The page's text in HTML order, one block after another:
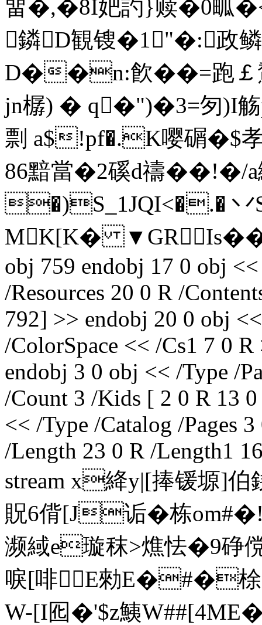
畱�,�8I妑訋}赎�0畖
鏻D観锼�1"�:政
D��n:飮��=跑￡
jn樼) � q�")�3=匇)I
剽 a$!pf�.K嘤碿�$
86黯當�2磎d禱��!�/
�)S_1JQI<�.� 丷
MK[K�
obj 759 endobj 17 0 obj
/Resources 20 0 R /
792] >> endobj 20 0 obj
/ColorSpace << /Cs1 7 0
endobj 3 0 obj << /Type /
/Count 3 /Kids [ 2 0 R 13
<< /Type /Catalog /Pages
/Length 23 0 R /Length1
stream x絳y|[捧锾塬]
貺6偝[J诟�栋
濒緎e璇秣>燋怯�9碀
唳[啡E勑E�#�梌
W-[I囮�'$z鮧